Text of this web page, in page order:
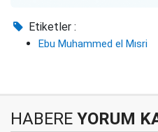
Etiketler :
Ebu Muhammed el Mısri
HABERE YORUM